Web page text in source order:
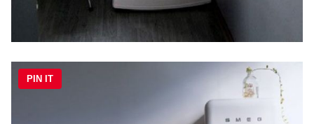
PIN IT